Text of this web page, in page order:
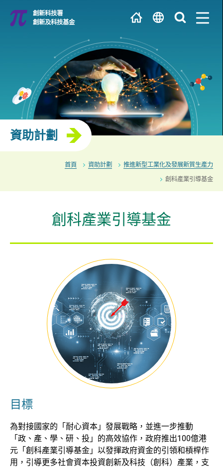
創新科技署
創新及科技基金
EN
简
資助計劃
首頁 資助計劃
推進新型工業化及發展新質生產力
創科產業引導基金
創科產業引導基金
目標
為對接國家的「耐心資本」發展戰略，並進一步推動
「政、產、學、研、投」的高效協作，政府推出100億港
元「創科產業引導基金」以發揮政府資金的引領和槓桿作
用，引導更多社會資本投資創新及科技（創科）產業，支
研發中心
大學 / 科研機構
企業 / 初創企業 / 創科加速器